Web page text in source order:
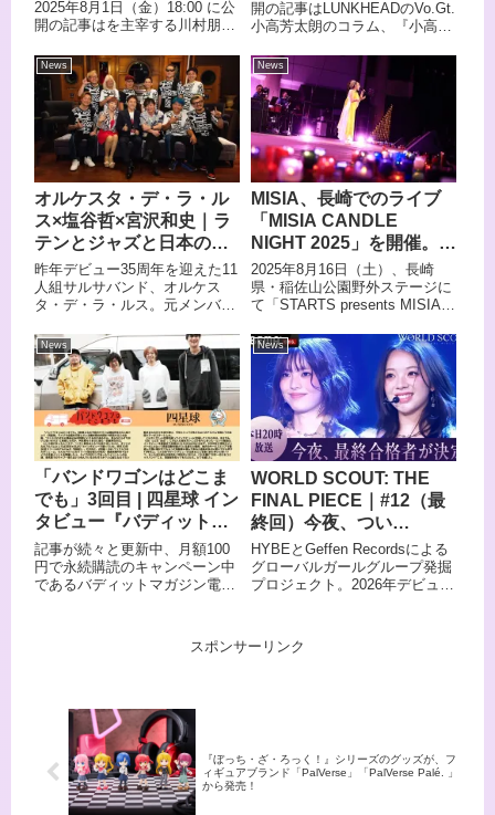
コラム 『幽林にて、蘭
香る』Vol.002、『バディ
ットマガジン電子ば
ん！』にて8/1(金)18:00公
開！
2025年8月1日（金）18:00 に公
開の記事はを主宰する川村朋和
よるコラム、『幽林にて、蘭香
る』Vol.002。ギタリストたちの
ペダルボードに瞬く間に浸透し
ていったOne Controlなど、画期
的なエフェクターや機材を提供
し続ける川村朋和のコラムを毎
月連載にてお送りいたします！
つ』Vol.012 「ころ」、
本日4/15(水) 12:00公開！
開の記事はLUNKHEADのVo.Gt.
小高芳太朗のコラム、『小高芳
目。記事が続々と更新中、月額
100円 で永続購読 のキャンペー
ン中である バディットマガジン
電子ばん！
News
オルケスタ・デ・ラ・ル
ス×塩谷哲×宮沢和史｜ラ
テンとジャズと日本の名
曲が交差する“ソルトミ
ヤ”再集結公演が東京・大
阪で開催
昨年デビュー35周年を迎えた11
人組サルサバンド、オルケス
タ・デ・ラ・ルス。元メンバー
やAGA-SHIOなどでも活躍する
ピアニスト・塩谷哲。そして
THE BOOMのボーカリストと
して「風になりたい」「島唄」
など数々の名曲を生んだ宮沢和
史。この日本を代表する3組に
よるスペシャルコンサート「オ
ルケスタ・デ・ラ・ルス＆ソル
トミヤ2026」の開催が決定し
た。
News
MISIA、長崎でのライブ
「MISIA CANDLE
NIGHT 2025」を開催。8
月16日、愛と平和への祈
りをこめて
2025年8月16日（土）、長崎
県・稲佐山公園野外ステージに
て「STARTS presents MISIA
OF PEACE -80th Year-」が開催
された。
News
「バンドワゴンはどこま
でも」3回目 | 四星球 イン
タビュー『バディットマ
ガジン電子ばん！』にて
本日 2025年4月4日（金）
20:30 に公開！
記事が続々と更新中、月額100
円で永続購読のキャンペーン中
であるバディットマガジン電子
2枚組アルバム『音時計』をリ
リース、現在絶賛ツアー中の、
News
WORLD SCOUT: THE
FINAL PIECE｜#12（最
終回）今夜、つい
に“FINAL PIECE”が決定
今晩5月12日（火）よる8
時より「ABEMA」で無
HYBEとGeffen Recordsによる
グローバルガールグループ発掘
プロジェクト。2026年デビュー
定しているEMILY、LEXIE、
SAMARAに加わる“最後の1
スポンサーリンク
『ぼっち・ざ・ろっく！』シリーズのグッズが、フ
ィギュアブランド「PalVerse」「PalVerse Palé. 」
から発売！